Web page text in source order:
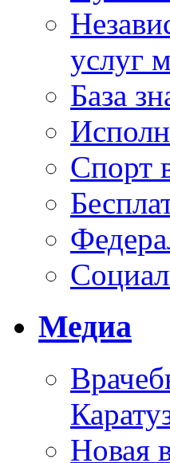
услуг
База
Спорт
Медиа
Новая